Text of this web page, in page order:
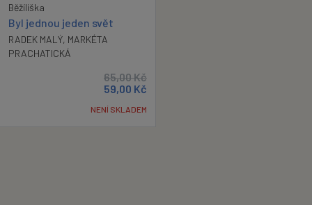
Běžíliška
Byl jednou jeden svět
RADEK MALÝ, MARKÉTA
PRACHATICKÁ
65,00Kč
59,00 Kč
NENÍ SKLADEM